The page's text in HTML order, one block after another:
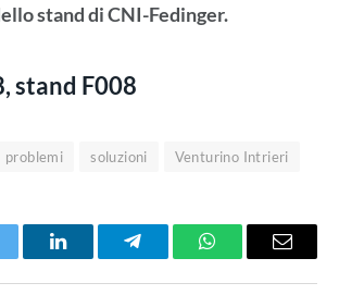
stand di CNI-Fedinger.
, stand F008
problemi soluzioni Venturino Intrieri
LinkedInTelegramWhatsAppEmail